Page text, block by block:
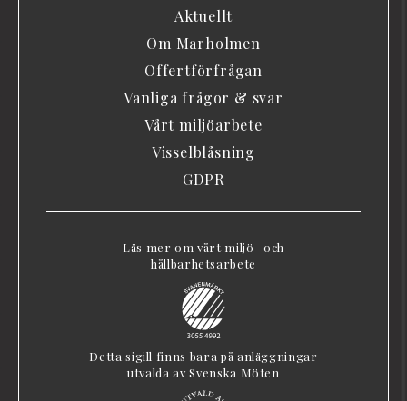
Aktuellt
Om Marholmen
Offertförfrågan
Vanliga frågor & svar
Vårt miljöarbete
Visselblåsning
GDPR
Läs mer om vårt miljö- och
hållbarhetsarbete
Detta sigill finns bara på anläggningar
utvalda av Svenska Möten